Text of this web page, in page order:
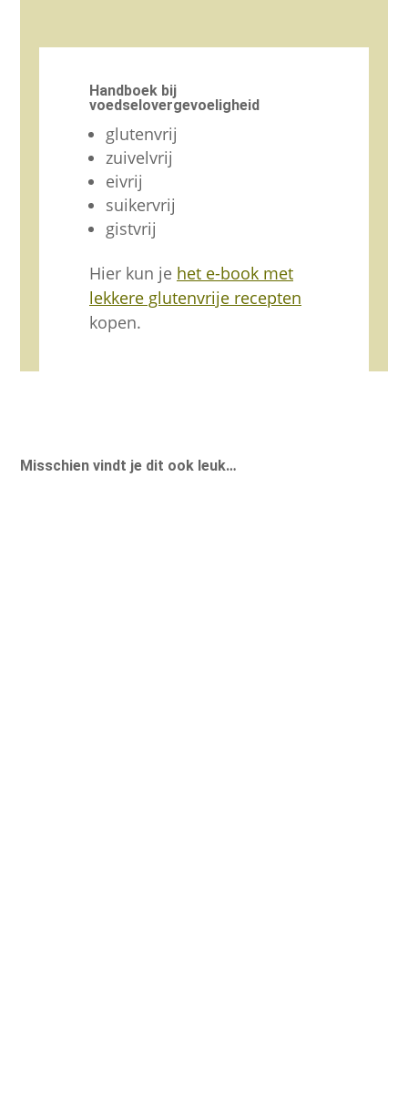
Handboek bij
voedselovergevoeligheid
glutenvrij
zuivelvrij
eivrij
suikervrij
gistvrij
Hier kun je het e-book met
lekkere glutenvrije recepten
kopen.
Misschien vindt je dit ook leuk…